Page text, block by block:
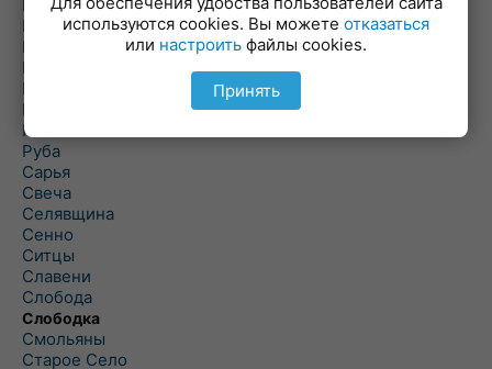
Повятье
Погоща
Подсвилье
Полоцк
Поставы
Прозороки
Россоны
Руба
Сарья
Свеча
Селявщина
Сенно
Ситцы
Славени
Слобода
Слободка
Смольяны
Старое Село
используются cookies. Вы можете отказаться
или настроить файлы cookies.
Принять